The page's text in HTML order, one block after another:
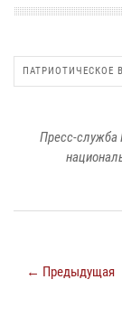
ПАТРИОТИЧЕСКОЕ
Пресс-служба
← Предыдущая